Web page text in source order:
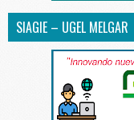
SIAGIE – UGEL MELGAR